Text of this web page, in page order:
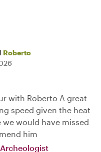
Roberto
with Roberto A great
speed given the heat
would have missed
him